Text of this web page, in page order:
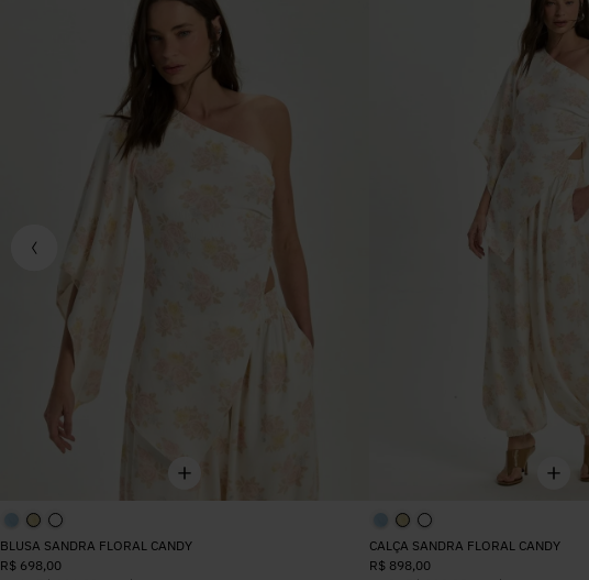
BLUSA SANDRA FLORAL CANDY
R$ 698,00
CALÇA SANDRA FLORAL CANDY
R$ 898,00